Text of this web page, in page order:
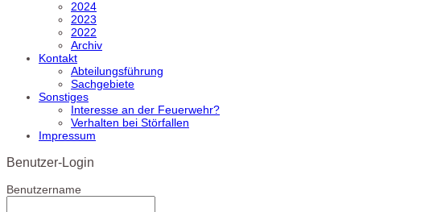
2024
2023
2022
Archiv
Kontakt
Abteilungsführung
Sachgebiete
Sonstiges
Interesse an der Feuerwehr?
Verhalten bei Störfallen
Impressum
Benutzer-Login
Benutzername